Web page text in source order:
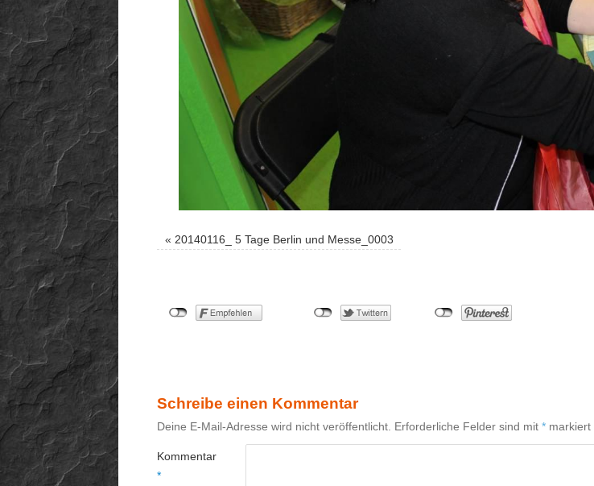
« 20140116_ 5 Tage Berlin und Messe_0003
Schreibe einen Kommentar
Deine E-Mail-Adresse wird nicht veröffentlicht. Erforderliche Felder sind mit * markiert
Kommentar
*